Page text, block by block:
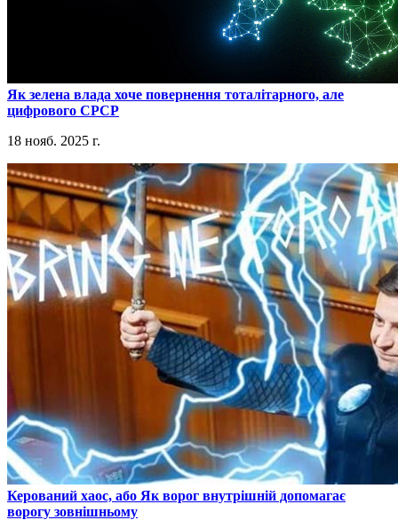
​Як зелена влада хоче повернення тоталітарного, але
цифрового СРСР
18 нояб. 2025 г.
​Керований хаос, або Як ворог внутрішній допомагає
ворогу зовнішньому